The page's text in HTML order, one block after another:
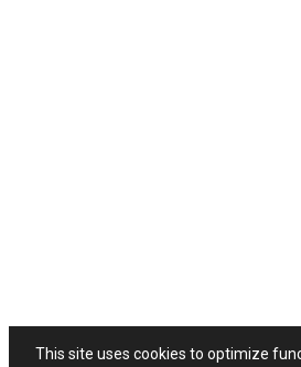
This site uses cookies to optimize